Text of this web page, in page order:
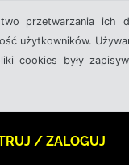
przetwarzania ich
użytkowników.
były
/ ZALOGUJ